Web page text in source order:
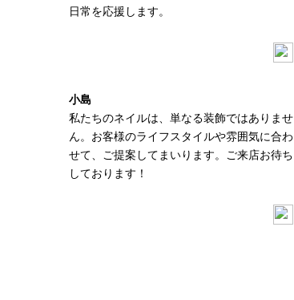
日常を応援します。
小島
私たちのネイルは、単なる装飾ではありませ
ん。お客様のライフスタイルや雰囲気に合わ
せて、ご提案してまいります。ご来店お待ち
しております！